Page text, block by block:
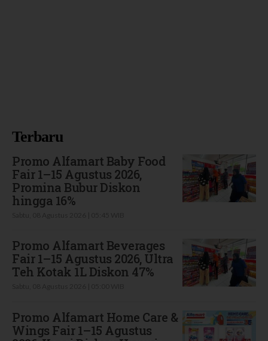
Terbaru
Promo Alfamart Baby Food
Fair 1–15 Agustus 2026,
Promina Bubur Diskon
hingga 16%
Promo Alfamart Beverages
Fair 1–15 Agustus 2026, Ultra
Teh Kotak 1L Diskon 47%
Promo Alfamart Home Care &
Wings Fair 1–15 Agustus